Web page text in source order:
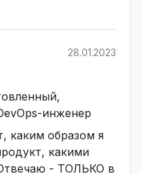
28.01.2023
инженер
каким образом я
какими
- ТОЛЬКО в